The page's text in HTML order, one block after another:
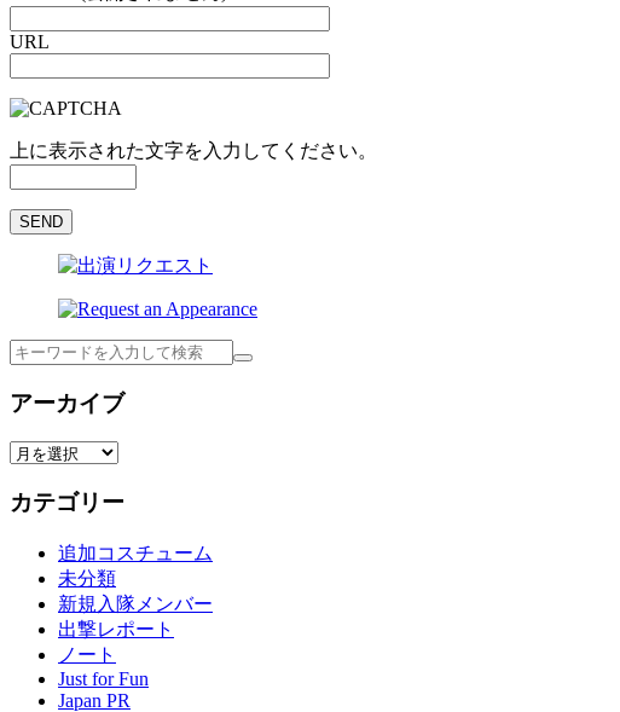
URL
上に表示された文字を入力してください。
検
アーカイブ
ア
カ
カテゴリー
追加コスチューム
未分類
新規入隊メンバー
出撃レポート
ノート
Just for Fun
Japan PR